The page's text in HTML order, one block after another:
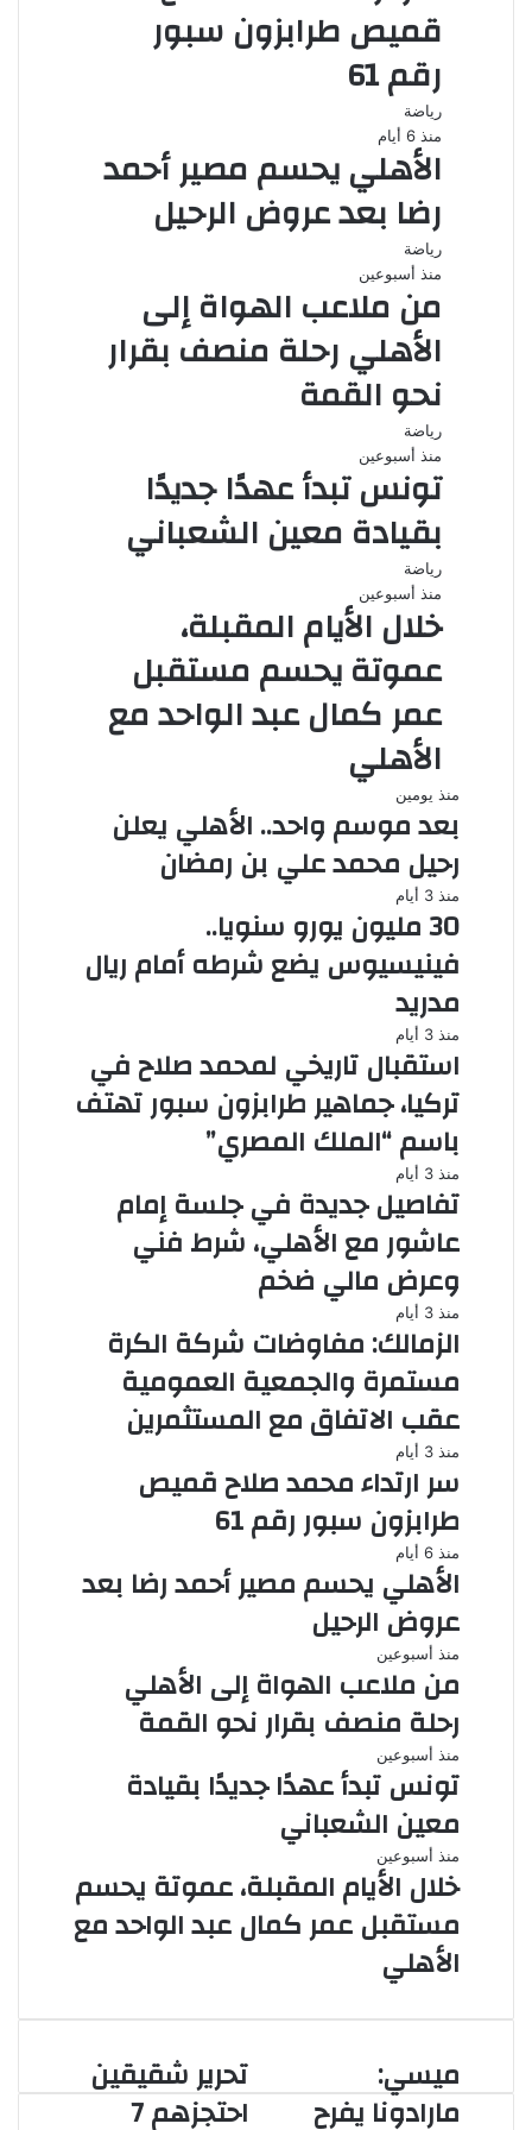
قميص طرابزون سبور
رقم 61
رياضة
منذ 6 أيام
الأهلي يحسم مصير أحمد
رضا بعد عروض الرحيل
رياضة
منذ أسبوعين
من ملاعب الهواة إلى
الأهلي رحلة منصف بقرار
نحو القمة
رياضة
منذ أسبوعين
تونس تبدأ عهدًا جديدًا
بقيادة معين الشعباني
رياضة
منذ أسبوعين
خلال الأيام المقبلة،
عموتة يحسم مستقبل
عمر كمال عبد الواحد مع
الأهلي
منذ يومين
بعد موسم واحد.. الأهلي يعلن
رحيل محمد علي بن رمضان
منذ 3 أيام
30 مليون يورو سنويا..
فينيسيوس يضع شرطه أمام ريال
مدريد
منذ 3 أيام
استقبال تاريخي لمحمد صلاح في
تركيا، جماهير طرابزون سبور تهتف
باسم “الملك المصري”
منذ 3 أيام
تفاصيل جديدة في جلسة إمام
عاشور مع الأهلي، شرط فني
وعرض مالي ضخم
منذ 3 أيام
الزمالك: مفاوضات شركة الكرة
مستمرة والجمعية العمومية
عقب الاتفاق مع المستثمرين
منذ 3 أيام
سر ارتداء محمد صلاح قميص
طرابزون سبور رقم 61
منذ 6 أيام
الأهلي يحسم مصير أحمد رضا بعد
عروض الرحيل
منذ أسبوعين
من ملاعب الهواة إلى الأهلي
رحلة منصف بقرار نحو القمة
منذ أسبوعين
تونس تبدأ عهدًا جديدًا بقيادة
معين الشعباني
منذ أسبوعين
خلال الأيام المقبلة، عموتة يحسم
مستقبل عمر كمال عبد الواحد مع
الأهلي
تحرير
شقيقين
احتجزهم
تحرير شقيقين
احتجزهم 7
ميسي:
مارادونا
يفرح
ميسي:
مارادونا يفرح